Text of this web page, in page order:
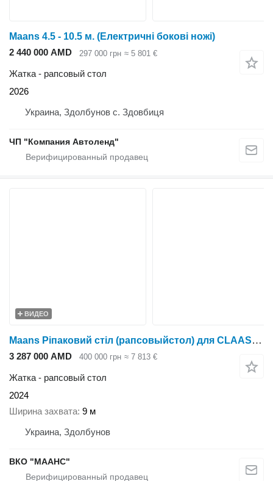
Maans 4.5 - 10.5 м. (Електричні бокові ножі)
2 440 000 AMD
297 000 грн ≈ 5 801 €
Жатка - рапсовый стол
2026
Украина, Здолбунов с. Здовбиця
ЧП "Компания Автоленд"
ВИДЕО
Maans Ріпаковий стіл (рапсовыйстол) для CLAAS MAXFLEX 1350
3 287 000 AMD 400 000 грн ≈ 7 813 €
Жатка - рапсовый стол
2024
Ширина захвата 9 м
Украина, Здолбунов
ВКО "МААНС"